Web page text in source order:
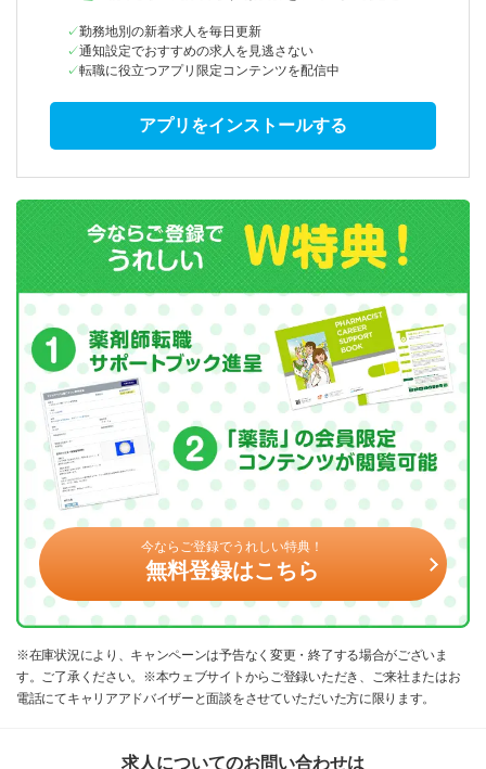
勤務地別の新着求人を毎日更新
通知設定でおすすめの求人を見逃さない
転職に役立つアプリ限定コンテンツを配信中
アプリをインストールする
今ならご登録でうれしい特典！
無料登録はこちら
※在庫状況により、キャンペーンは予告なく変更・終了する場合がございま
す。ご了承ください。※本ウェブサイトからご登録いただき、ご来社またはお
電話にてキャリアアドバイザーと面談をさせていただいた方に限ります。
求人についてのお問い合わせは